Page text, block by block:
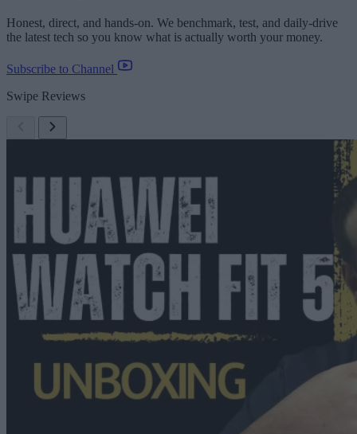
Honest, direct, and hands-on. We benchmark, test, and daily-drive
the latest tech so you know what is actually worth your money.
Subscribe to Channel
Swipe Reviews